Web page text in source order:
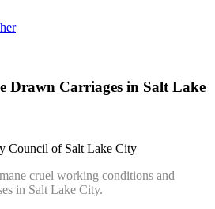
Drawn Carriages in Salt Lake
Council of Salt Lake City
cruel working conditions and
in Salt Lake City.